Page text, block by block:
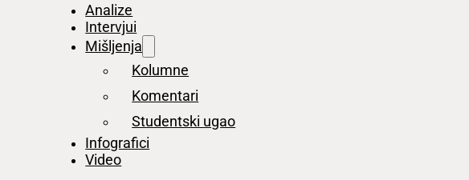
Analize
Intervjui
Mišljenja
Kolumne
Komentari
Studentski ugao
Infografici
Video